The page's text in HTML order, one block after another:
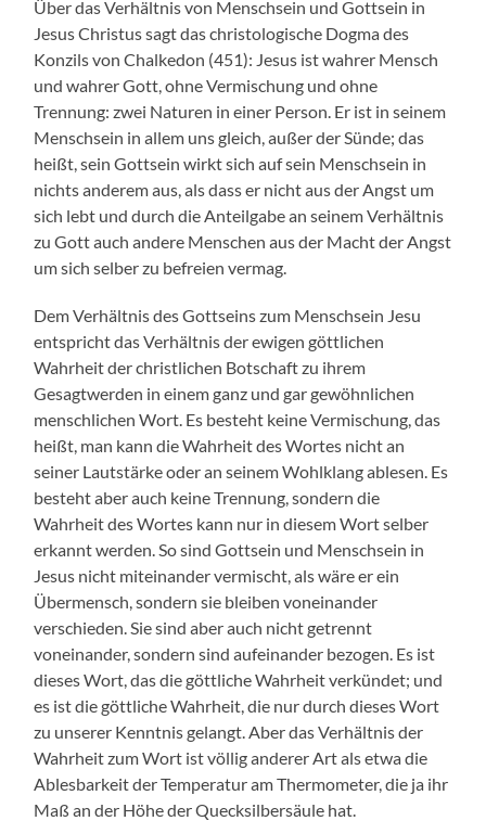
Über das Verhältnis von Menschsein und Gottsein in
Jesus Christus sagt das christologische Dogma des
Konzils von Chalkedon (451): Jesus ist wahrer Mensch
und wahrer Gott, ohne Vermischung und ohne
Trennung: zwei Naturen in einer Person. Er ist in seinem
Menschsein in allem uns gleich, außer der Sünde; das
heißt, sein Gottsein wirkt sich auf sein Menschsein in
nichts anderem aus, als dass er nicht aus der Angst um
sich lebt und durch die Anteilgabe an seinem Verhältnis
zu Gott auch andere Menschen aus der Macht der Angst
um sich selber zu befreien vermag.
Dem Verhältnis des Gottseins zum Menschsein Jesu
entspricht das Verhältnis der ewigen göttlichen
Wahrheit der christlichen Botschaft zu ihrem
Gesagtwerden in einem ganz und gar gewöhnlichen
menschlichen Wort. Es besteht keine Vermischung, das
heißt, man kann die Wahrheit des Wortes nicht an
seiner Lautstärke oder an seinem Wohlklang ablesen. Es
besteht aber auch keine Trennung, sondern die
Wahrheit des Wortes kann nur in diesem Wort selber
erkannt werden. So sind Gottsein und Menschsein in
Jesus nicht miteinander vermischt, als wäre er ein
Übermensch, sondern sie bleiben voneinander
verschieden. Sie sind aber auch nicht getrennt
voneinander, sondern sind aufeinander bezogen. Es ist
dieses Wort, das die göttliche Wahrheit verkündet; und
es ist die göttliche Wahrheit, die nur durch dieses Wort
zu unserer Kenntnis gelangt. Aber das Verhältnis der
Wahrheit zum Wort ist völlig anderer Art als etwa die
Ablesbarkeit der Temperatur am Thermometer, die ja ihr
Maß an der Höhe der Quecksilbersäule hat.